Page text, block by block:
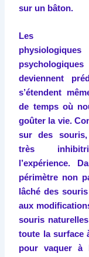
sur un bâton.
Les
deviennent
s’étendent
de temps où
goûter la vie.
sur des
très
l’expérience.
périmètre non
lâché des
aux
souris
toute la surface
pour vaquer à